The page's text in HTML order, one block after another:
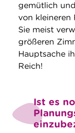
gemütlich
von kleineren
Sie meist
größeren
Hauptsache
Reich!
Ist es